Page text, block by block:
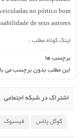
no pórtico bom
de seus autores.
لینک کوتاه مطلب :
برچسب ها
این مطلب بدون برچسب می
اشتراک در شبکه اجتماعی
گوگل پلاس فیسبوک